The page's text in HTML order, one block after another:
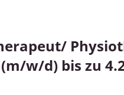
w/d) bis zu